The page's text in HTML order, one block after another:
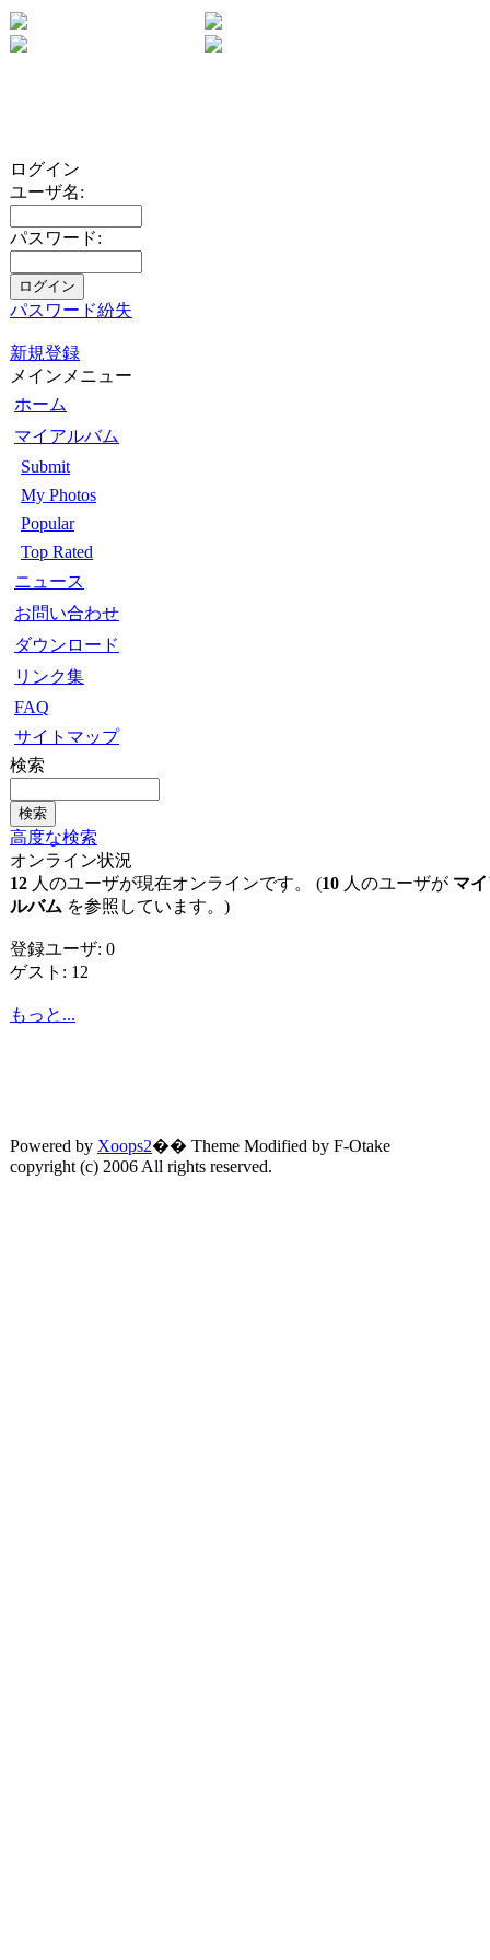
ログイン
ユーザ名:
パスワード:
パスワード紛失
新規登録
メインメニュー
ホーム
マイアルバム
Submit
My Photos
Popular
Top Rated
ニュース
お問い合わせ
ダウンロード
リンク集
FAQ
サイトマップ
検索
高度な検索
オンライン状況
12 人のユーザが現在オンラインです。 (10 人のユーザが マ
ルバム を参照しています。)
登録ユーザ: 0
ゲスト: 12
もっと...
Powered by Xoops2�� Theme Modified by F-Otake
copyright (c) 2006 All rights reserved.